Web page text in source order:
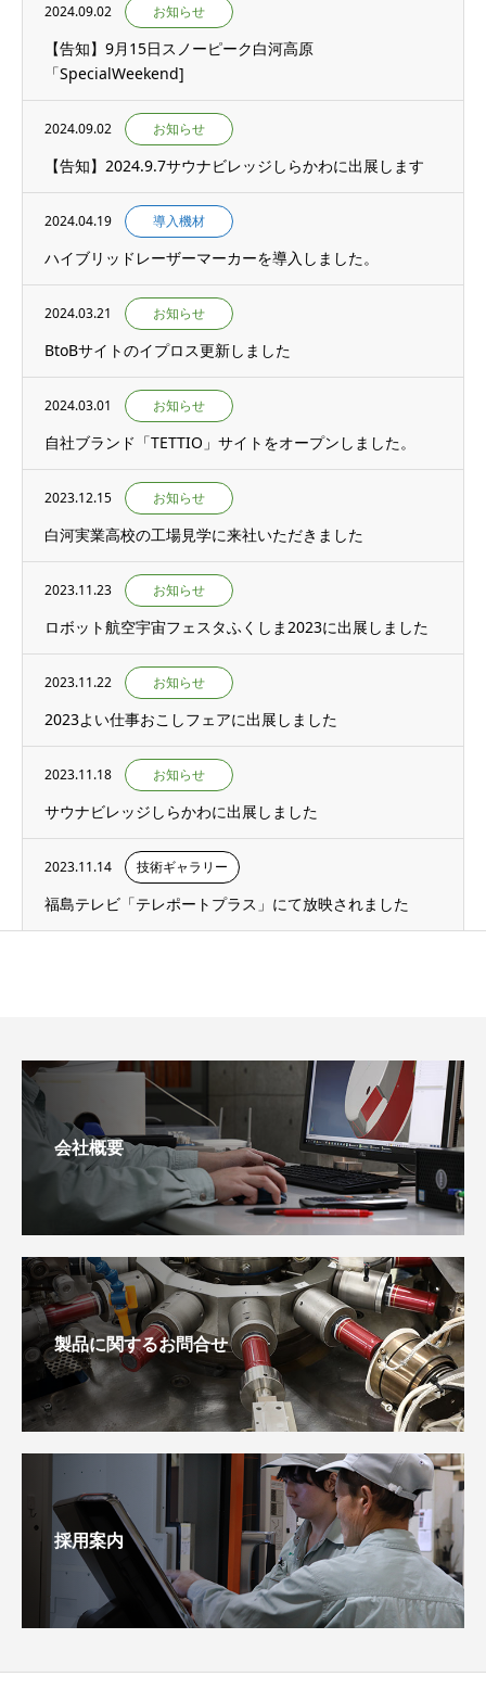
2024.09.02 お知らせ
【告知】9月15日スノーピーク白河高原
「SpecialWeekend]
2024.09.02 お知らせ
【告知】2024.9.7サウナビレッジしらかわに出展します
2024.04.19 導入機材
ハイブリッドレーザーマーカーを導入しました。
2024.03.21 お知らせ
BtoBサイトのイプロス更新しました
2024.03.01 お知らせ
自社ブランド「TETTIO」サイトをオープンしました。
2023.12.15 お知らせ
白河実業高校の工場見学に来社いただきました
2023.11.23 お知らせ
ロボット航空宇宙フェスタふくしま2023に出展しました
2023.11.22 お知らせ
2023よい仕事おこしフェアに出展しました
2023.11.18 お知らせ
サウナビレッジしらかわに出展しました
2023.11.14 技術ギャラリー
福島テレビ「テレポートプラス」にて放映されました
会社概要
製品に関するお問合せ
採用案内